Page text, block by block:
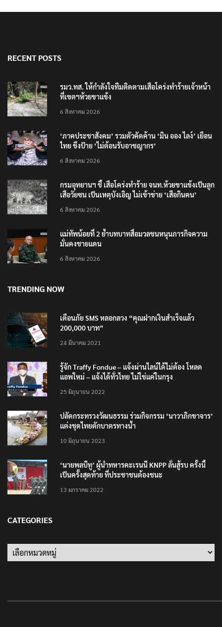
RECENT POSTS
รมว.ทส. ให้กำลังใจทีมติดตามเสือโคร่งทำร้ายเจ้าหน้า
ที่เขตฯห้วยขาแข้ง
6 สิงหาคม 2026
‘ภาคประชาสังคม’ รวมตัวคัดค้าน ‘มิน ออง ไลง์’ เยือน
ไทย ขึงป้าย ‘ไม่ต้อนรับอาชญากร’
6 สิงหาคม 2026
กรมอุทยานฯ ชี้ เสือโคร่งทำร้าย จนท.ห้วยขาแข้งเป็นลูก
เสือวัยซน เป็นเหตุบังเอิญ ไม่เข้าข่าย ‘เสือกินคน’
6 สิงหาคม 2026
แม่ทัพน้อยที่ 2 ย้ำบทบาทสื่อมวลชนหนุนภารกิจความ
มั่นคงชายแดน
6 สิงหาคม 2026
TRENDING NOW
เตือนภัย SMS หลอกลวง “คุณฝากเงินสำเร็จแล้ว
200,000 บาท”
24 มีนาคม 2021
รู้จัก Traffy Fondue – แจ้งผ่านไลน์ได้ไม่ต้อง โหลด
แอพใหม่ – แจ้งได้ทั่วไทย ไม่ใช่แค่ในกรุง
25 มิถุนายน 2022
ปลัดกระทรวงวัฒนธรรม ร่วมกิจกรรม ‘นาวาภิกขาจาร’
แต่งชุดไทยตักบาตรทางน้ำ
10 มิถุนายน 2023
‘นายพลบีทู’ ผู้นำทหารคะเรนนี KNPP ลั่นสู้รบ ครั้งนี้
เป็นครั้งสุดท้าย ที่ประชาชนต้องชนะ
13 มกราคม 2022
CATEGORIES
Categories